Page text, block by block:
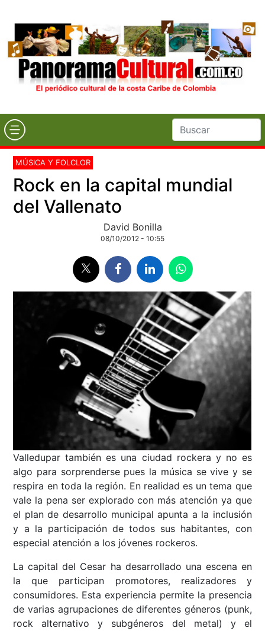
MÚSICA Y FOLCLOR
Rock en la capital mundial
del Vallenato
David Bonilla
08/10/2012 - 10:55
Valledupar también es una ciudad rockera y no es
algo para sorprenderse pues la música se vive y se
respira en toda la región. En realidad es un tema que
vale la pena ser explorado con más atención ya que
el plan de desarrollo municipal apunta a la inclusión
y a la participación de todos sus habitantes, con
especial atención a los jóvenes rockeros.
La capital del Cesar ha desarrollado una escena en
la que participan promotores, realizadores y
consumidores. Esta experiencia permite la presencia
de varias agrupaciones de diferentes géneros (punk,
rock alternativo y subgéneros del metal) y el